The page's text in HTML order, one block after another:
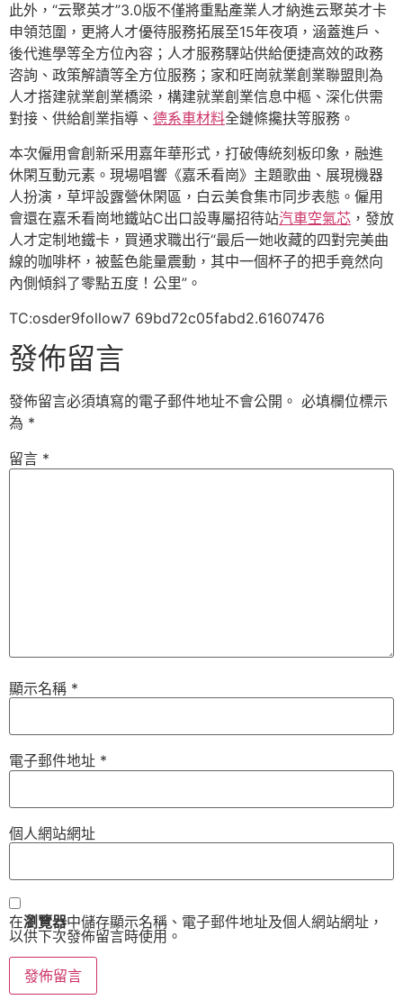
此外，“云聚英才”3.0版不僅將重點產業人才納進云聚英才卡
申領范圍，更將人才優待服務拓展至15年夜項，涵蓋進戶、
後代進學等全方位內容；人才服務驛站供給便捷高效的政務
咨詢、政策解讀等全方位服務；家和旺崗就業創業聯盟則為
人才搭建就業創業橋梁，構建就業創業信息中樞、深化供需
對接、供給創業指導、 德系車材料全鏈條攙扶等服務。
本次僱用會創新采用嘉年華形式，打破傳統刻板印象，融進
休閑互動元素。現場唱響《嘉禾看崗》主題歌曲、展現機器
人扮演，草坪設露營休閑區，白云美食集市同步表態。僱用
會還在嘉禾看崗地鐵站C出口設專屬招待站汽車空氣芯 ，發放
人才定制地鐵卡，買通求職出行“最后一她收藏的四對完美曲
線的咖啡杯，被藍色能量震動，其中一個杯子的把手竟然向
內側傾斜了零點五度！公里”。
TC:osder9follow7 69bd72c05fabd2.61607476
發佈留言
發佈留言必須填寫的電子郵件地址不會公開。 必填欄位標示
為 *
留言 *
顯示名稱 *
電子郵件地址 *
個人網站網址
在瀏覽器中儲存顯示名稱、電子郵件地址及個人網站網址，
以供下次發佈留言時使用。